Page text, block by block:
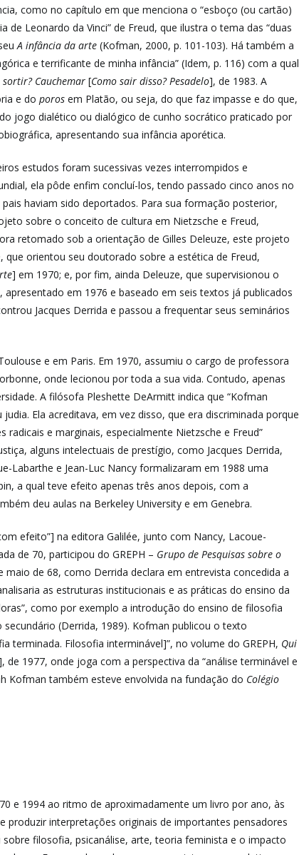
como no capítulo em que menciona o “esboço (ou cartão)
de Leonardo da Vinci” de Freud, que ilustra o tema das “duas
A infância da arte (Kofman, 2000, p. 101-103). Há também a
e terrificante de minha infância” (Idem, p. 116) com a qual
sortir? Cauchemar [Como sair disso? Pesadelo], de 1983. A
e do poros em Platão, ou seja, do que faz impasse e do que,
jogo dialético ou dialógico de cunho socrático praticado por
apresentando sua infância aporética.
estudos foram sucessivas vezes interrompidos e
ela pôde enfim concluí-los, tendo passado cinco anos no
haviam sido deportados. Para sua formação posterior,
sobre o conceito de cultura em Nietzsche e Freud,
retomado sob a orientação de Gilles Deleuze, este projeto
orientou seu doutorado sobre a estética de Freud,
] em 1970; e, por fim, ainda Deleuze, que supervisionou o
em 1976 e baseado em seis textos já publicados
Jacques Derrida e passou a frequentar seus seminários
e em Paris. Em 1970, assumiu o cargo de professora
onde lecionou por toda a sua vida. Contudo, apenas
A filósofa Pleshette DeArmitt indica que “Kofman
Ela acreditava, em vez disso, que era discriminada porque
e marginais, especialmente Nietzsche e Freud”
alguns intelectuais de prestígio, como Jacques Derrida,
Labarthe e Jean-Luc Nancy formalizaram em 1988 uma
a qual teve efeito apenas três anos depois, com a
deu aulas na Berkeley University e em Genebra.
efeito”] na editora Galilée, junto com Nancy, Lacoue-
de 70, participou do GREPH – Grupo de Pesquisas sobre o
maio de 68, como Derrida declara em entrevista concedida a
as estruturas institucionais e as práticas do ensino da
como por exemplo a introdução do ensino de filosofia
(Derrida, 1989). Kofman publicou o texto
terminada. Filosofia interminável]”, no volume do GREPH, Qui
de 1977, onde joga com a perspectiva da “análise terminável e
Kofman também esteve envolvida na fundação do Colégio
e 1994 ao ritmo de aproximadamente um livro por ano, às
interpretações originais de importantes pensadores
filosofia, psicanálise, arte, teoria feminista e o impacto